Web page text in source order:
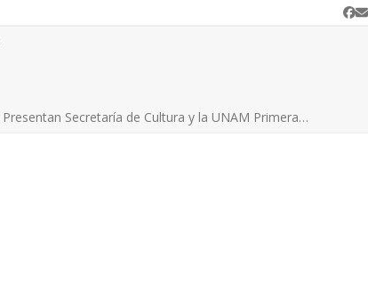
Presentan Secretaría de Cultura y la UNAM Primera…